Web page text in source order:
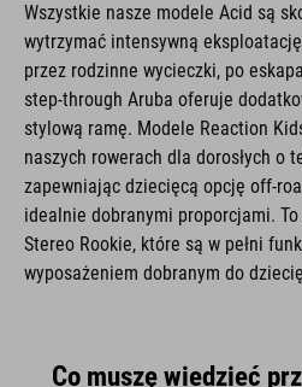
wytrzymać intensywną
przez rodzinne wycieczki, po
step-through Aruba oferuje
stylową ramę. Modele Reaction
naszych rowerach dla dorosłych o
zapewniając dziecięcą opcję off-
idealnie dobranymi proporcjami.
Stereo Rookie, które są w pełni
wyposażeniem dobranym do
Co muszę wiedzieć